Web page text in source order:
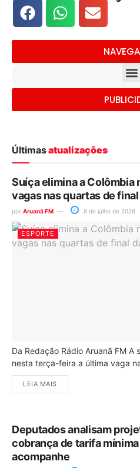
Últimasatualizações
Suíça elimina a Colômbia
vagas nas quartas de
por Aruanã FM 8 de julho de 2026
ESPORTE
Da Redação Rádio Aruanã FM A
nesta terça-feira a última vaga
LEIA MAIS
Deputados analisam
cobrança de tarifa
acompanhe